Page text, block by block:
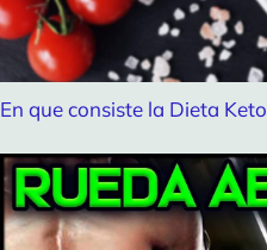
En que consiste la Dieta Keto